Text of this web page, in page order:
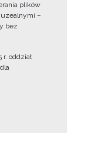
plików
–
bez
oddział